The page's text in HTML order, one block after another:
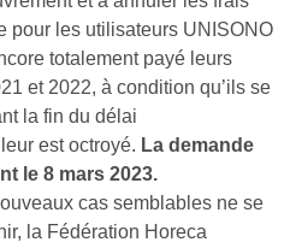
pour les utilisateurs UNISONO
totalement payé leurs
et 2022, à condition qu’ils se
la fin du délai
est octroyé. La demande
le 8 mars 2023.
cas semblables ne se
la Fédération Horeca